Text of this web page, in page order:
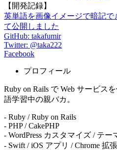
【開発記録】
英単語を画像イメージで暗記
て公開しました
GitHub: takafumir
Twitter: @taka222
Facebook
プロフィール
Ruby on Rails で Web サービス
語学習中の親バカ。
- Ruby / Ruby on Rails
- PHP / CakePHP
- WordPress カスタマイズ / テー
- Swift / iOS アプリ / Chrome 拡張